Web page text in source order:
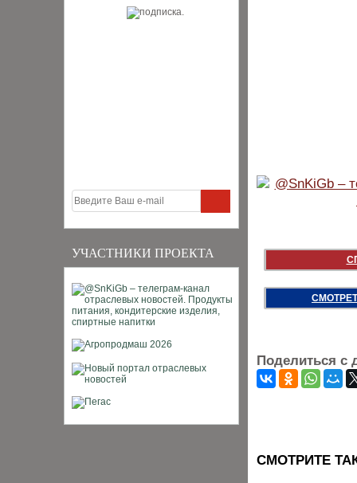
УЧАСТНИКИ ПРОЕКТА
Поделиться с
CМОТРИТЕ